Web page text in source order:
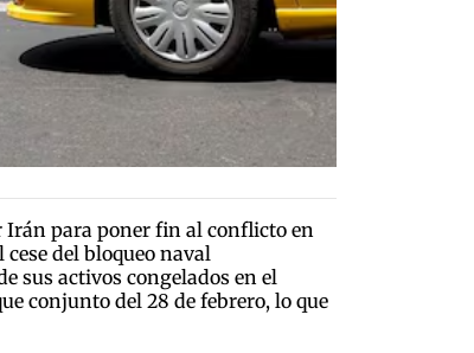
Irán para poner fin al conflicto en
del bloqueo naval
sus activos congelados en el
conjunto del 28 de febrero, lo que